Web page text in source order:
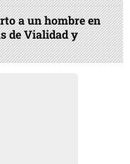
a un hombre en
de Vialidad y